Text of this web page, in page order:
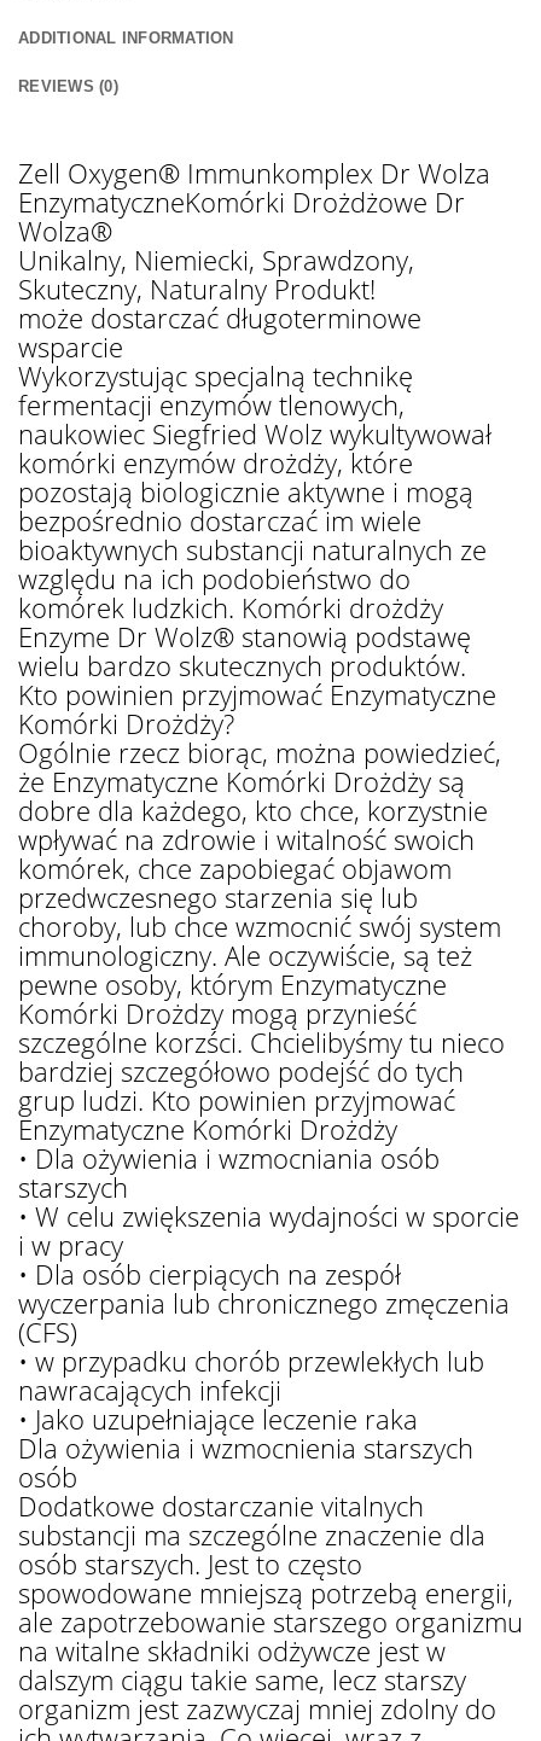
ADDITIONAL INFORMATION
REVIEWS (0)
Zell Oxygen® Immunkomplex Dr Wolza
EnzymatyczneKomórki Drożdżowe Dr
Wolza®
Unikalny, Niemiecki, Sprawdzony,
Skuteczny, Naturalny Produkt!
może dostarczać długoterminowe
wsparcie
Wykorzystując specjalną technikę
fermentacji enzymów tlenowych,
naukowiec Siegfried Wolz wykultywował
komórki enzymów drożdży, które
pozostają biologicznie aktywne i mogą
bezpośrednio dostarczać im wiele
bioaktywnych substancji naturalnych ze
względu na ich podobieństwo do
komórek ludzkich. Komórki drożdży
Enzyme Dr Wolz® stanowią podstawę
wielu bardzo skutecznych produktów.
Kto powinien przyjmować Enzymatyczne
Komórki Drożdży?
Ogólnie rzecz biorąc, można powiedzieć,
że Enzymatyczne Komórki Drożdży są
dobre dla każdego, kto chce, korzystnie
wpływać na zdrowie i witalność swoich
komórek, chce zapobiegać objawom
przedwczesnego starzenia się lub
choroby, lub chce wzmocnić swój system
immunologiczny. Ale oczywiście, są też
pewne osoby, którym Enzymatyczne
Komórki Drożdzy mogą przynieść
szczególne korzści. Chcielibyśmy tu nieco
bardziej szczegółowo podejść do tych
grup ludzi. Kto powinien przyjmować
Enzymatyczne Komórki Drożdży
• Dla ożywienia i wzmocniania osób
starszych
• W celu zwiększenia wydajności w sporcie
i w pracy
• Dla osób cierpiących na zespół
wyczerpania lub chronicznego zmęczenia
(CFS)
• w przypadku chorób przewlekłych lub
nawracających infekcji
• Jako uzupełniające leczenie raka
Dla ożywienia i wzmocnienia starszych
osób
Dodatkowe dostarczanie vitalnych
substancji ma szczególne znaczenie dla
osób starszych. Jest to często
spowodowane mniejszą potrzebą energii,
ale zapotrzebowanie starszego organizmu
na witalne składniki odżywcze jest w
dalszym ciągu takie same, lecz starszy
organizm jest zazwyczaj mniej zdolny do